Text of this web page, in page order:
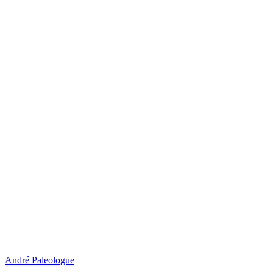
André Paleologue